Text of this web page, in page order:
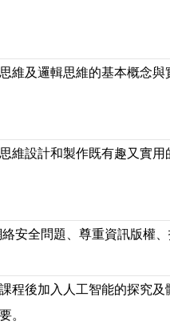
維及邏輯思維的基本概念
維設計和製作既有趣又實
安全問題、尊重資訊版權、
程後加入人工智能的探究
。